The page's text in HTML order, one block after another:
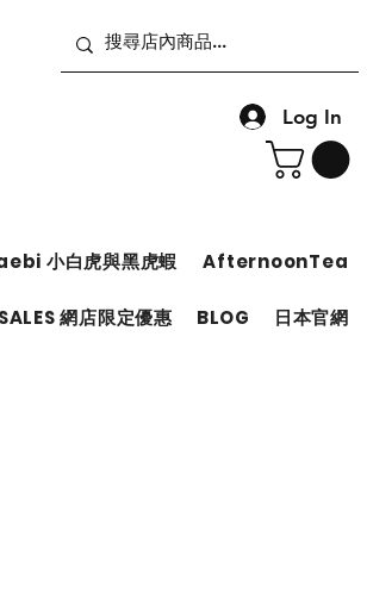
Log In
小白虎與黑虎蝦 AfternoonTea
SALES 網店限定優惠 BLOG 日本官網